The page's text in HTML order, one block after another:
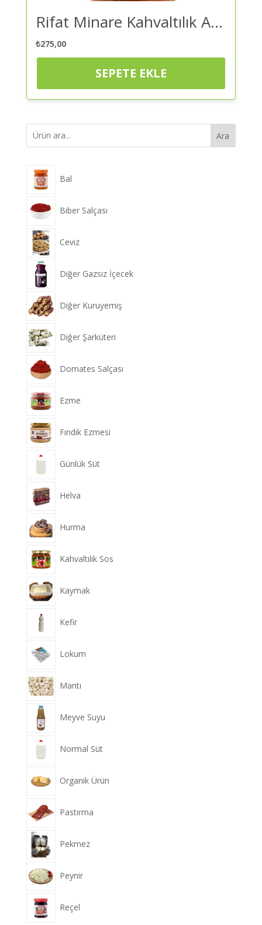
Rifat Minare Kahvaltılık Acılı Sos 540 Gr – Ezme | Kaliteli ve Güvenilir Alışveriş
₺275,00
SEPETE EKLE
Ara
Bal
Biber Salçası
Ceviz
Diğer Gazsız İçecek
Diğer Kuruyemiş
Diğer Şarküteri
Domates Salçası
Ezme
Fındık Ezmesi
Günlük Süt
Helva
Hurma
Kahvaltılık Sos
Kaymak
Kefir
Lokum
Mantı
Meyve Suyu
Normal Süt
Organik Ürün
Pastırma
Pekmez
Peynir
Reçel